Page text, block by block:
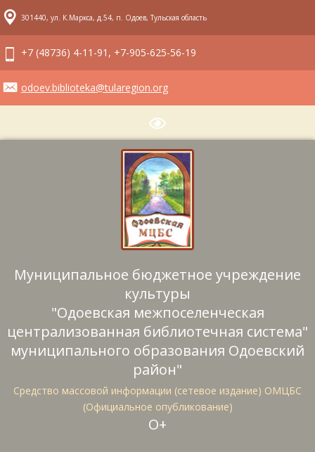
301440, ул. К.Маркса, д.54, п. Одоев, Тульская область
+7 (48736) 4-11-91, +7-905-625-56-19
odoev.biblioteka@tularegion.org
Муниципальное бюджетное учреждение
культуры
"Одоевская межпоселенческая
централизованная библиотечная система"
муниципального образования Одоевский
район"
Средство массовой информации (сетевое издание) ОМЦБС
(Официальное опубликование)
О+